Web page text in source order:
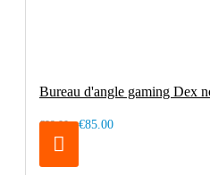
Bureau d'angle gaming Dex
€99.00 €85.00